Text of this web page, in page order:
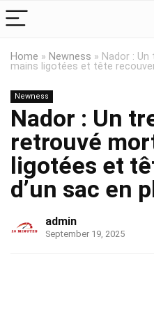
Home » Newness » Nador :
mains ligotées et tête
Newness
Nador : Un
retrouvé
ligotées et
d’un sac en
admin
September 19, 2025